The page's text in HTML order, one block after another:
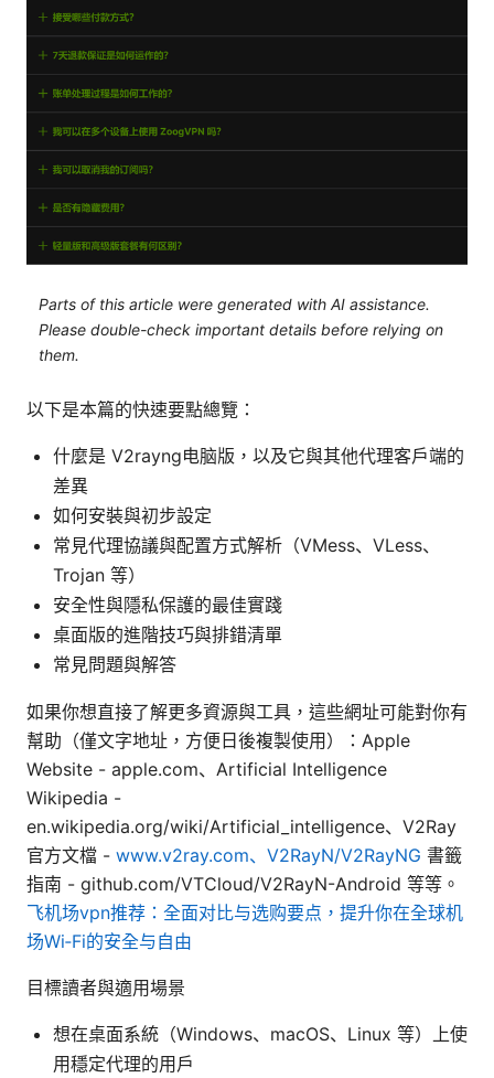
Parts of this article were generated with AI assistance.
Please double-check important details before relying on
them.
以下是本篇的快速要點總覽：
什麼是 V2rayng电脑版，以及它與其他代理客戶端的
差異
如何安裝與初步設定
常見代理協議與配置方式解析（VMess、VLess、
Trojan 等）
安全性與隱私保護的最佳實踐
桌面版的進階技巧與排錯清單
常見問題與解答
如果你想直接了解更多資源與工具，這些網址可能對你有
幫助（僅文字地址，方便日後複製使用）：Apple
Website - apple.com、Artificial Intelligence
Wikipedia -
en.wikipedia.org/wiki/Artificial_intelligence、V2Ray
官方文檔 - www.v2ray.com、V2RayN/V2RayNG 書籤
指南 - github.com/VTCloud/V2RayN-Android 等等。
飞机场vpn推荐：全面对比与选购要点，提升你在全球机
场Wi‑Fi的安全与自由
目標讀者與適用場景
想在桌面系統（Windows、macOS、Linux 等）上使
用穩定代理的用戶